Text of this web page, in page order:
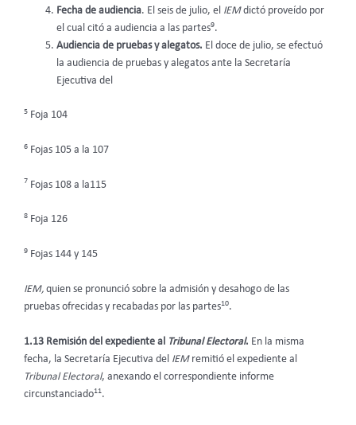
Fecha de audiencia. El seis de julio, el IEMdictó proveído por
el cual citó a audiencia a las partes9.
Audiencia de pruebas y alegatos. El doce de julio, se efectuó
la audiencia de pruebas y alegatos ante la Secretaría
Ejecutiva del
5 Foja 104
6 Fojas 105 a la 107
7 Fojas 108 a la115
8 Foja 126
9 Fojas 144 y 145
IEM, quien se pronunció sobre la admisión y desahogo de las
pruebas ofrecidas y recabadas por las partes10.
1.13 Remisión del expediente al Tribunal Electoral. En la misma
fecha, la Secretaría Ejecutiva del IEM remitió el expediente al
Tribunal Electoral, anexando el correspondiente informe
circunstanciado11.